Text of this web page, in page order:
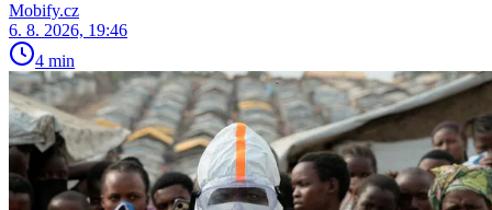
Mobify.cz
6. 8. 2026, 19:46
4 min